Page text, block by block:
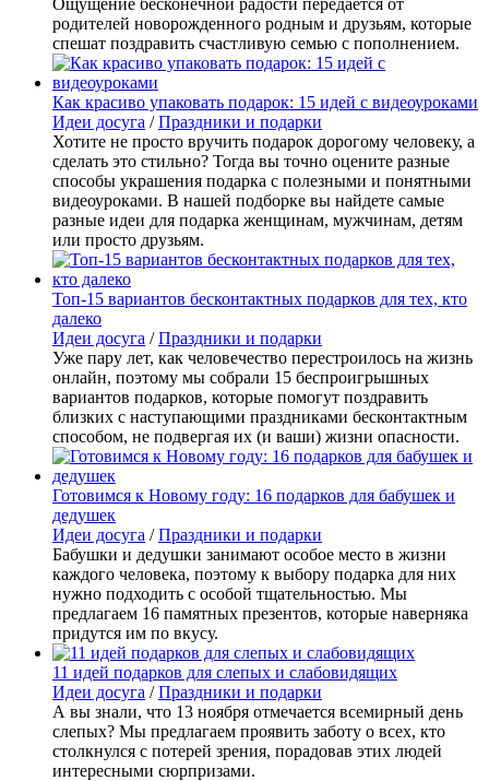
Ощущение бесконечной радости передается от
родителей новорожденного родным и друзьям, которые
спешат поздравить счастливую семью с пополнением.
Как красиво упаковать подарок: 15 идей с видеоуроками
Идеи досуга /Праздники и подарки
Хотите не просто вручить подарок дорогому человеку, а
сделать это стильно? Тогда вы точно оцените разные
способы украшения подарка с полезными и понятными
видеоуроками. В нашей подборке вы найдете самые
разные идеи для подарка женщинам, мужчинам, детям
или просто друзьям.
Топ-15 вариантов бесконтактных подарков для тех, кто
далеко
Идеи досуга /Праздники и подарки
Уже пару лет, как человечество перестроилось на жизнь
онлайн, поэтому мы собрали 15 беспроигрышных
вариантов подарков, которые помогут поздравить
близких с наступающими праздниками бесконтактным
способом, не подвергая их (и ваши) жизни опасности.
Готовимся к Новому году: 16 подарков для бабушек и
дедушек
Идеи досуга /Праздники и подарки
Бабушки и дедушки занимают особое место в жизни
каждого человека, поэтому к выбору подарка для них
нужно подходить с особой тщательностью. Мы
предлагаем 16 памятных презентов, которые наверняка
придутся им по вкусу.
11 идей подарков для слепых и слабовидящих
Идеи досуга /Праздники и подарки
А вы знали, что 13 ноября отмечается всемирный день
слепых? Мы предлагаем проявить заботу о всех, кто
столкнулся с потерей зрения, порадовав этих людей
интересными сюрпризами.